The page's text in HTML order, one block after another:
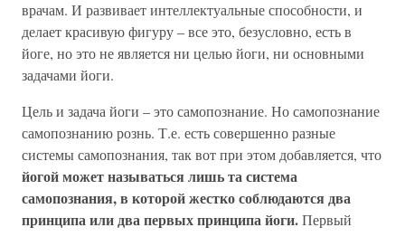
врачам. И развивает интеллектуальные способности, и
делает красивую фигуру – все это, безусловно, есть в
йоге, но это не является ни целью йоги, ни основными
задачами йоги.
Цель и задача йоги – это самопознание. Но самопознание
самопознанию рознь. Т.е. есть совершенно разные
системы самопознания, так вот при этом добавляется, что
йогой может называться лишь та система
самопознания, в которой жестко соблюдаются два
принципа или два первых принципа йоги.Первый